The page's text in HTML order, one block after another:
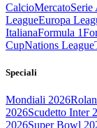
CalcioMercatoSerie
LeagueEuropa
ItalianaFormula 1
CupNations League
Speciali
Mondiali 2026
2026Scudetto Inter
2026Super Bowl